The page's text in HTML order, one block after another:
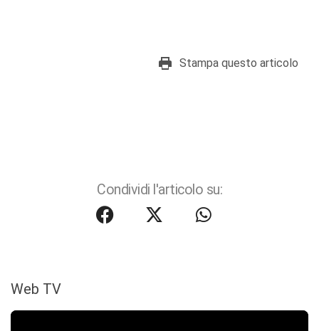
Stampa questo articolo
Condividi l'articolo su:
Web TV